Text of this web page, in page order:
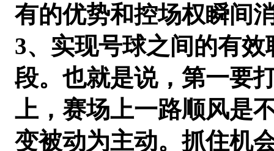
有的优势和控场权瞬间
3、实现号球之间的有
段。也就是说，第一要
上，赛场上一路顺风是
变被动为主动。抓住机